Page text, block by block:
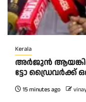
Kerala
അ​ർ​ജു​ൻ
ട്ടോ ഡ്രൈ​വ​ർ​ക്ക്
15 minutes ago